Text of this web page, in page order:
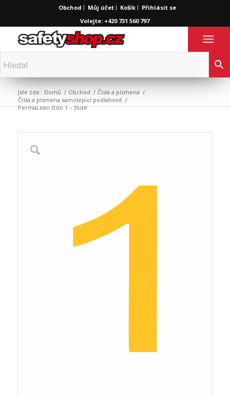
Obchod Můj účet Košík
Přihlásit se
Volejte: +420 731 560 797
Jste zde: Domů / Obchod / Čísla a písmena /
Čísla a písmena samolepicí podlahové /
PermaLean číslo 1 – žluté